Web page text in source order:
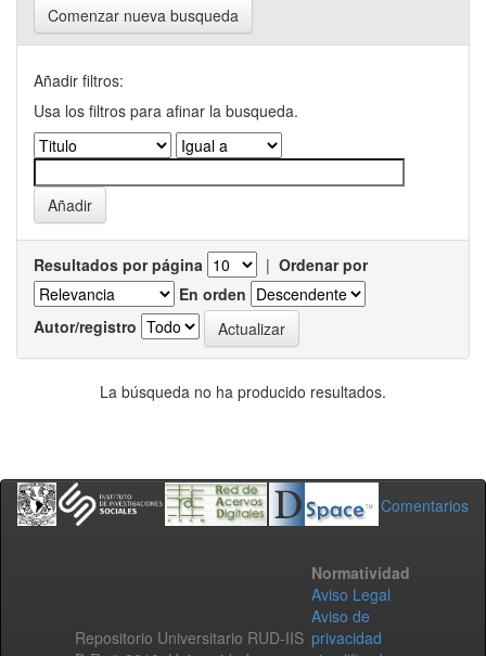
Comenzar nueva busqueda
Añadir filtros:
Usa los filtros para afinar la busqueda.
Resultados por página | Ordenar por
En orden
Autor/registro
La búsqueda no ha producido resultados.
Comentarios
Repositorio Universitario RUD-IIS
Normatividad
Aviso Legal
Aviso de
privacidad